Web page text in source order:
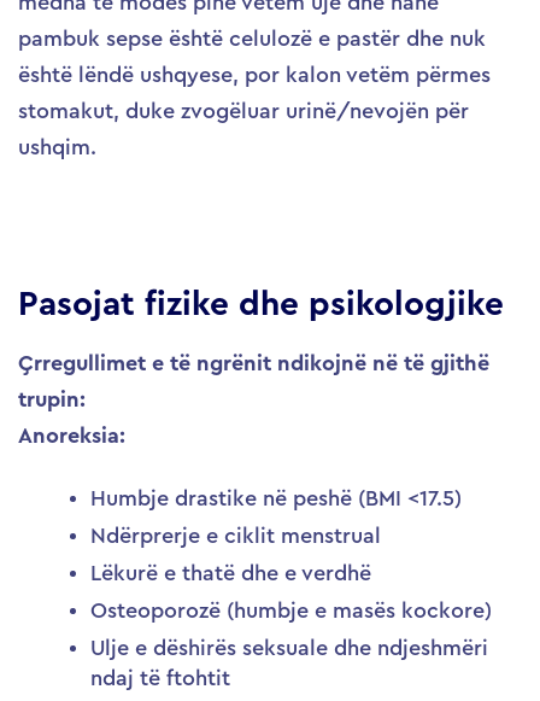
pambuk sepse është celulozë e pastër dhe nuk
është lëndë ushqyese, por kalon vetëm përmes
stomakut, duke zvogëluar urinë/nevojën për
ushqim.
Pasojat fizike dhe psikologjike
Çrregullimet e të ngrënit ndikojnë në të gjithë
trupin:
Anoreksia:
Humbje drastike në peshë (BMI <17.5)
Ndërprerje e ciklit menstrual
Lëkurë e thatë dhe e verdhë
Osteoporozë (humbje e masës kockore)
Ulje e dëshirës seksuale dhe ndjeshmëri
ndaj të ftohtit